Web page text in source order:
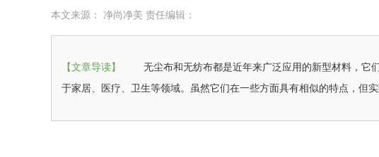
本文来源： 净尚净美 责任编辑：
【文章导读】
无尘布和无纺布都是近年来广泛应用的新型材料，它
于家居、医疗、卫生等领域。虽然它们在一些方面具有相似的特点，但